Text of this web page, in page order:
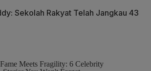
Sekolah Rakyat Telah Jangkau 43